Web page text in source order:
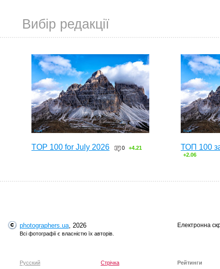
Вибір редакції
TOP 100 for July 2026 0 +4.21 ТОП 100
+2.06
photographers.ua, 2026
Всі фотографії є власністю їх авторів.
Електронна
Русский
Стрічка
Рейтинги